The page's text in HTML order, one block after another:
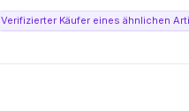
Verifizierter Käufer eines ähnlichen